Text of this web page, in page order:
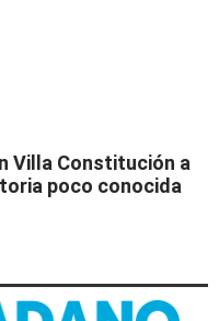
Villa Constitución a
poco conocida